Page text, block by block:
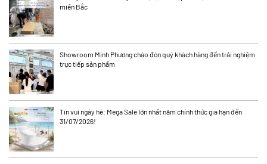
miền Bắc
Showroom Minh Phương chào đón quý khách hàng đến trải nghiệm
trực tiếp sản phẩm
Tin vui ngày hè: Mega Sale lớn nhất năm chính thức gia hạn đến
31/07/2026!